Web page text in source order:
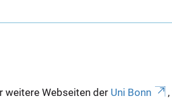
weitere Webseiten der Uni Bonn